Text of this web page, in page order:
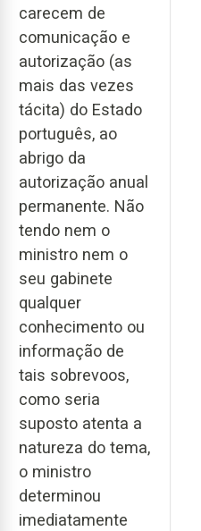
carecem de
comunicação e
autorização (as
mais das vezes
tácita) do Estado
português, ao
abrigo da
autorização anual
permanente. Não
tendo nem o
ministro nem o
seu gabinete
qualquer
conhecimento ou
informação de
tais sobrevoos,
como seria
suposto atenta a
natureza do tema,
o ministro
determinou
imediatamente